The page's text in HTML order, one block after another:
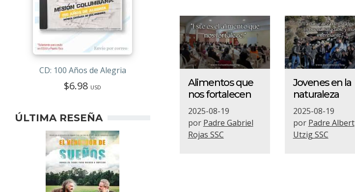
CD: 100 Años de Alegria
$6.98 USD
ÚLTIMA RESEÑA
Alimentos que
nos fortalecen
2025-08-19
por Padre Gabriel
Rojas SSC
Jovenes en la
naturaleza
2025-08-19
por Padre Albert
Utzig SSC